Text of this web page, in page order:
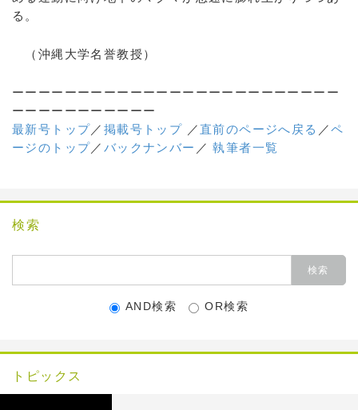
る。
（沖縄大学名誉教授）
ーーーーーーーーーーーーーーーーーーーーーーーーー
ーーーーーーーーーーー
最新号トップ／ 掲載号トップ ／直前のページへ戻る ／ペ
ージのトップ／ バックナンバー ／執筆者一覧
検索
AND検索 OR検索
トピックス